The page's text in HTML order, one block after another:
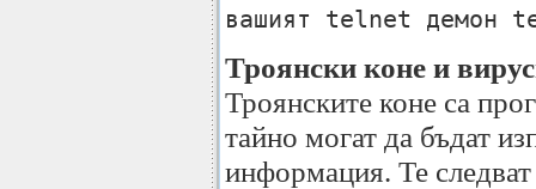
вашият telnet демон
Троянски коне и
Троянските коне са
тайно могат да бъдат
информация. Те